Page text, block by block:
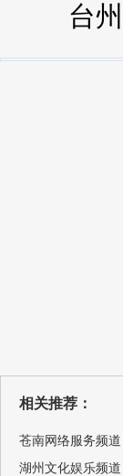
台
相关推荐：
苍南网络服务频道
湖州文化娱乐频道